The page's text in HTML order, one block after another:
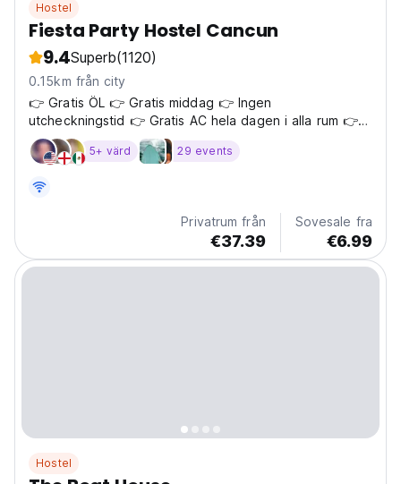
Hostel
Fiesta Party Hostel Cancun
9.4Superb(1120)
0.15km från city
👉 Gratis ÖL 👉 Gratis middag 👉 Ingen
utcheckningstid 👉 Gratis AC hela dagen i alla rum 👉
Gratis otrolig frukost 👉 Gratis strandturer 👉 Bästa
festen i Cancun 👈
5+ värd 29 events
Privatrum från
€37.39
Sovesale fra
€6.99
Hostel